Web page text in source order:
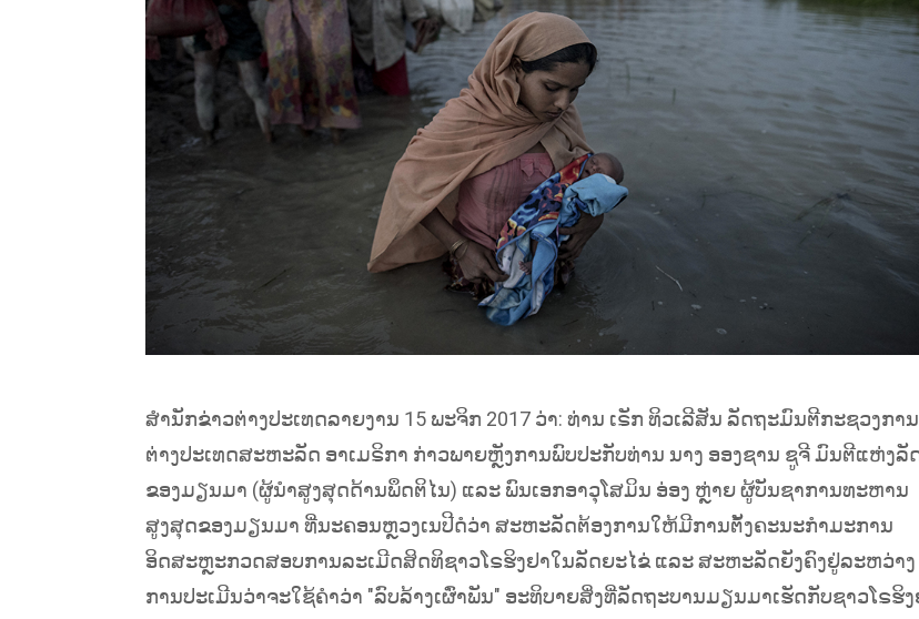
ສຳນັກຂ່າວຕ່າງປະເທດລາຍງານ 15 ພະຈິກ 2017 ວ່າ: ທ່ານ ເຣັກ ທິວເລີສັນ ລັດຖະມົນຕີກະຊວງການ
ຕ່າງປະເທດສະຫະລັດ ອາເມຣິກາ ກ່າວພາຍຫຼັງການພົບປະກັບທ່ານ ນາງ ອອງຊານ ຊູຈີ ມົນຕີແຫ່ງລັ
ຂອງມຽນມາ (ຜູ້ນຳສູງສຸດດ້ານພຶດຕິໄນ) ແລະ ພົນເອກອາວຸໂສມິນ ອ່ອງ ຫຼ່າຍ ຜູ້ບັນຊາການທະຫານ
ສູງສຸດຂອງມຽນມາ ທີ່ນະຄອນຫຼວງເນປີດໍວ່າ ສະຫະລັດຕ້ອງການໃຫ້ມີການຕັ້ງຄະນະກຳມະການ
ອິດສະຫຼະກວດສອບການລະເມີດສິດທິຊາວໂຣຮິງຢາໃນລັດຍະໄຂ່ ແລະ ສະຫະລັດຍັງຄົງຢູ່ລະຫວ່າງ
ການປະເມີນວ່າຈະໃຊ້ຄຳວ່າ "ລົບລ້າງເຜົ່າພັນ" ອະທິບາຍສິ່ງທີ່ລັດຖະບານມຽນມາເຮັດກັບຊາວໂຣຮິງ